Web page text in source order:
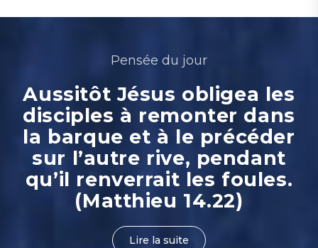
Pensée du jour
Aussitôt Jésus obligea les
disciples à remonter dans
la barque et à le précéder
sur l’autre rive, pendant
qu’il renverrait les foules.
(Matthieu 14.22)
Lire la suite